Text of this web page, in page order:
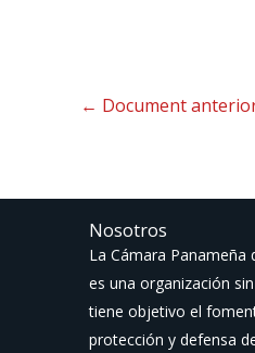
← Document
Nosotros
La Cámara Panameña
es una organización
tiene objetivo el
protección y defensa